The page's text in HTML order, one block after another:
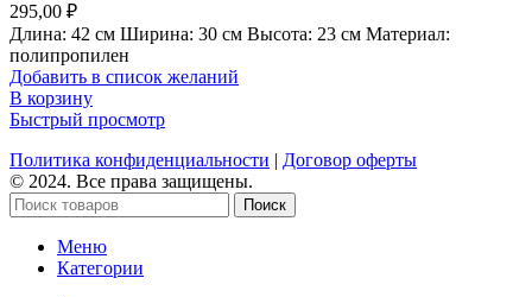
295,00 ₽
Длина: 42 см Ширина: 30 см Высота: 23 см Материал:
полипропилен
Добавить в список желаний
В корзину
Быстрый просмотр
Политика конфиденциальности | Договор оферты
© 2024. Все права защищены.
Поиск
Меню
Категории